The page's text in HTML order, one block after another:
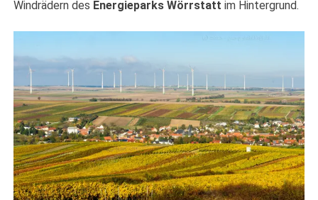
Windrädern des Energieparks Wörrstattim Hintergrund.